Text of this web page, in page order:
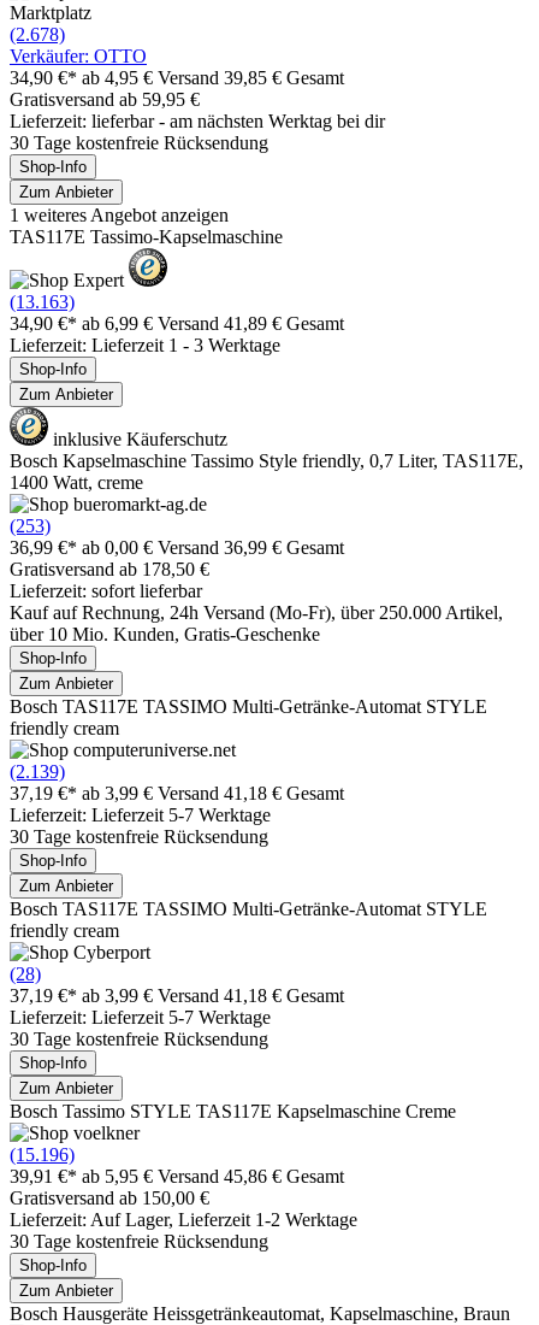
Marktplatz
(2.678)
Verkäufer: OTTO
34,90 €* ab 4,95 € Versand 39,85 € Gesamt
Gratisversand ab 59,95 €
Lieferzeit: lieferbar - am nächsten Werktag bei dir
30 Tage kostenfreie Rücksendung
Shop-Info
Zum Anbieter
1 weiteres Angebot anzeigen
TAS117E Tassimo-Kapselmaschine
(13.163)
34,90 €* ab 6,99 € Versand 41,89 € Gesamt
Lieferzeit: Lieferzeit 1 - 3 Werktage
Shop-Info
Zum Anbieter
inklusive Käuferschutz
Bosch Kapselmaschine Tassimo Style friendly, 0,7 Liter, TAS117E,
1400 Watt, creme
(253)
36,99 €* ab 0,00 € Versand 36,99 € Gesamt
Gratisversand ab 178,50 €
Lieferzeit: sofort lieferbar
Kauf auf Rechnung, 24h Versand (Mo-Fr), über 250.000 Artikel,
über 10 Mio. Kunden, Gratis-Geschenke
Shop-Info
Zum Anbieter
Bosch TAS117E TASSIMO Multi-Getränke-Automat STYLE
friendly cream
(2.139)
37,19 €* ab 3,99 € Versand 41,18 € Gesamt
Lieferzeit: Lieferzeit 5-7 Werktage
30 Tage kostenfreie Rücksendung
Shop-Info
Zum Anbieter
Bosch TAS117E TASSIMO Multi-Getränke-Automat STYLE
friendly cream
(28)
37,19 €* ab 3,99 € Versand 41,18 € Gesamt
Lieferzeit: Lieferzeit 5-7 Werktage
30 Tage kostenfreie Rücksendung
Shop-Info
Zum Anbieter
Bosch Tassimo STYLE TAS117E Kapselmaschine Creme
(15.196)
39,91 €* ab 5,95 € Versand 45,86 € Gesamt
Gratisversand ab 150,00 €
Lieferzeit: Auf Lager, Lieferzeit 1-2 Werktage
30 Tage kostenfreie Rücksendung
Shop-Info
Zum Anbieter
Bosch Hausgeräte Heissgetränkeautomat, Kapselmaschine, Braun